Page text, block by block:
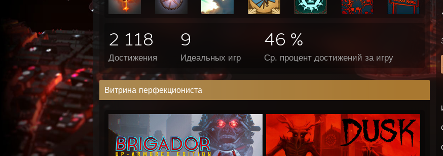
2 118
Достижения
9
Идеальных игр
46 %
Ср. процент достижений за игру
Витрина перфекциониста